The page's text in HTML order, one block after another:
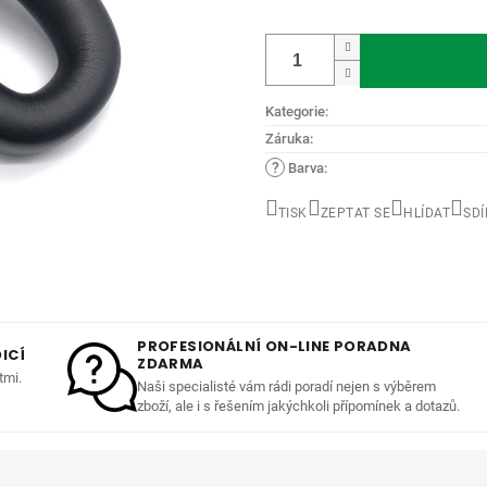
cena:
Kategorie:
Záruka:
? Barva:
TISK ZEPTAT SE HLÍDAT
PROFESIONÁLNÍ ON-LINE PORADNA
ZDARMA
Naši specialisté vám rádi poradí nejen s výběrem
zboží, ale i s řešením jakýchkoli přípomínek a dotazů.